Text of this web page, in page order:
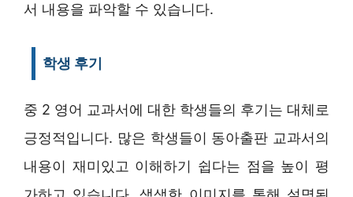
서 내용을 파악할 수 있습니다.
학생 후기
중 2 영어 교과서에 대한 학생들의 후기는 대체로
긍정적입니다. 많은 학생들이 동아출판 교과서의
내용이 재미있고 이해하기 쉽다는 점을 높이 평